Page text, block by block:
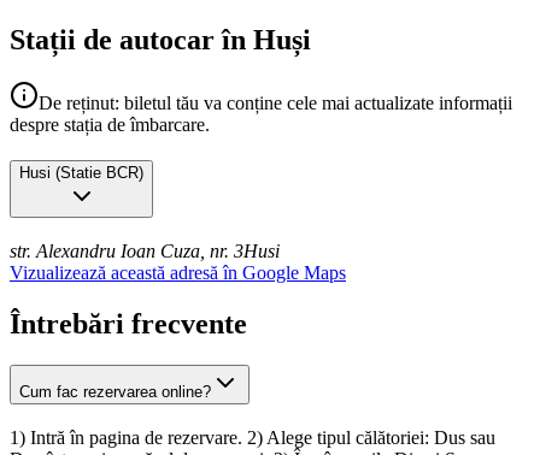
Stații de autocar în Huși
De reținut: biletul tău va conține cele mai actualizate informații
despre stația de îmbarcare.
Husi (Statie BCR)
str. Alexandru Ioan Cuza, nr. 3Husi
Vizualizează această adresă în Google Maps
Întrebări frecvente
Cum fac rezervarea online?
1) Intră în pagina de rezervare. 2) Alege tipul călătoriei: Dus sau